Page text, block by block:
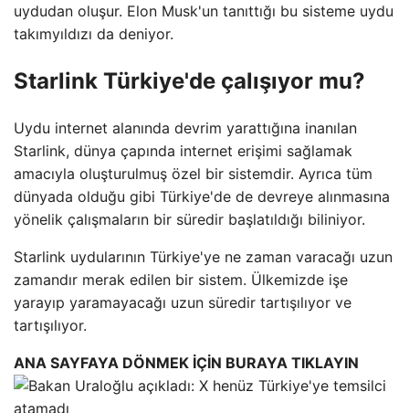
uydudan oluşur. Elon Musk'un tanıttığı bu sisteme uydu
takımyıldızı da deniyor.
Starlink Türkiye'de çalışıyor mu?
Uydu internet alanında devrim yarattığına inanılan
Starlink, dünya çapında internet erişimi sağlamak
amacıyla oluşturulmuş özel bir sistemdir. Ayrıca tüm
dünyada olduğu gibi Türkiye'de de devreye alınmasına
yönelik çalışmaların bir süredir başlatıldığı biliniyor.
Starlink uydularının Türkiye'ye ne zaman varacağı uzun
zamandır merak edilen bir sistem. Ülkemizde işe
yarayıp yaramayacağı uzun süredir tartışılıyor ve
tartışılıyor.
ANA SAYFAYA DÖNMEK İÇİN BURAYA TIKLAYIN